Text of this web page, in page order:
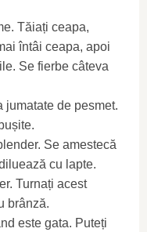
Tăiați ceapa,
întâi ceapa, apoi
Se fierbe câteva
jumatate de pesmet.
Se amestecă
cu lapte.
Turnați acest
brânză.
este gata. Puteți